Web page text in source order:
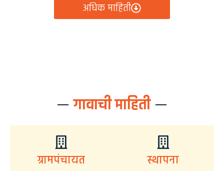
अधिक माहिती
गावाची माहिती
ग्रामपंचायत स्थापना